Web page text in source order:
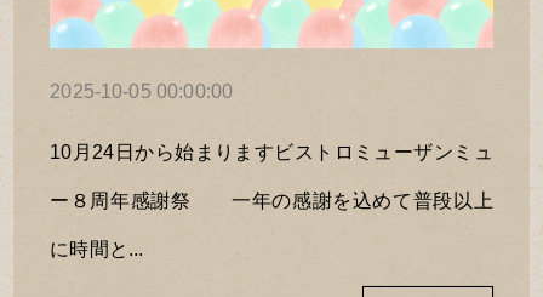
2025-10-05 00:00:00
10月24日から始まりますビストロミューザンミュ
ー８周年感謝祭 一年の感謝を込めて普段以上
に時間と...